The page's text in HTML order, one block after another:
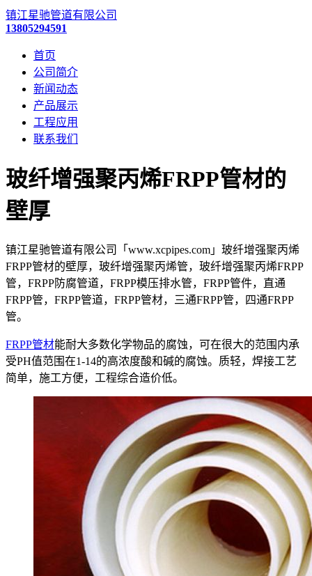
镇江星驰管道有限公司
13805294591
首页
公司简介
新闻动态
产品展示
工程应用
联系我们
玻纤增强聚丙烯FRPP管材的
壁厚
镇江星驰管道有限公司「www.xcpipes.com」玻纤增强聚丙烯
FRPP管材的壁厚，玻纤增强聚丙烯管，玻纤增强聚丙烯FRPP
管，FRPP防腐管道，FRPP模压排水管，FRPP管件，直通
FRPP管，FRPP管道，FRPP管材，三通FRPP管，四通FRPP
管。
FRPP管材能耐大多数化学物品的腐蚀，可在很大的范围内承
受PH值范围在1-14的高浓度酸和碱的腐蚀。质轻，焊接工艺
简单，施工方便，工程综合造价低。